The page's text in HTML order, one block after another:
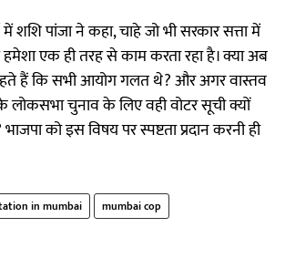
पांजा ने कहा, चाहे जो भी सरकार सत्ता में
एक ही तरह से काम करता रहा है। क्या अब
हैं कि सभी आयोग गलत थे? और अगर वास्तव
लोकसभा चुनाव के लिए वही वोटर सूची क्यों
को इस विषय पर स्पष्टता प्रदान करनी ही
in mumbai mumbai cop